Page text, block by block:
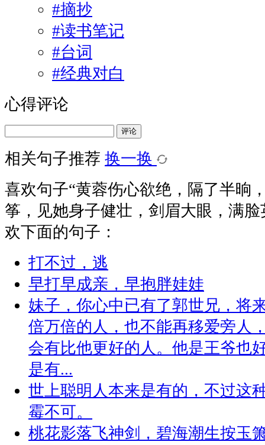
#摘抄
#读书笔记
#台词
#经典对白
心得评论
评论
相关句子推荐 换一换
喜欢句子“黄蓉伤心欲绝，隔了半晌
筝，见她身子健壮，剑眉大眼，满脸
欢下面的句子：
打不过，逃
早打早成亲，早抱胖娃娃
妹子，你心中已有了郭世兄，将
倍万倍的人，也不能再移爱旁人
会有比他更好的人。他是王爷也
是有...
世上聪明人本来是有的，不过这
霉不可。
桃花影落飞神剑，碧海潮生按玉